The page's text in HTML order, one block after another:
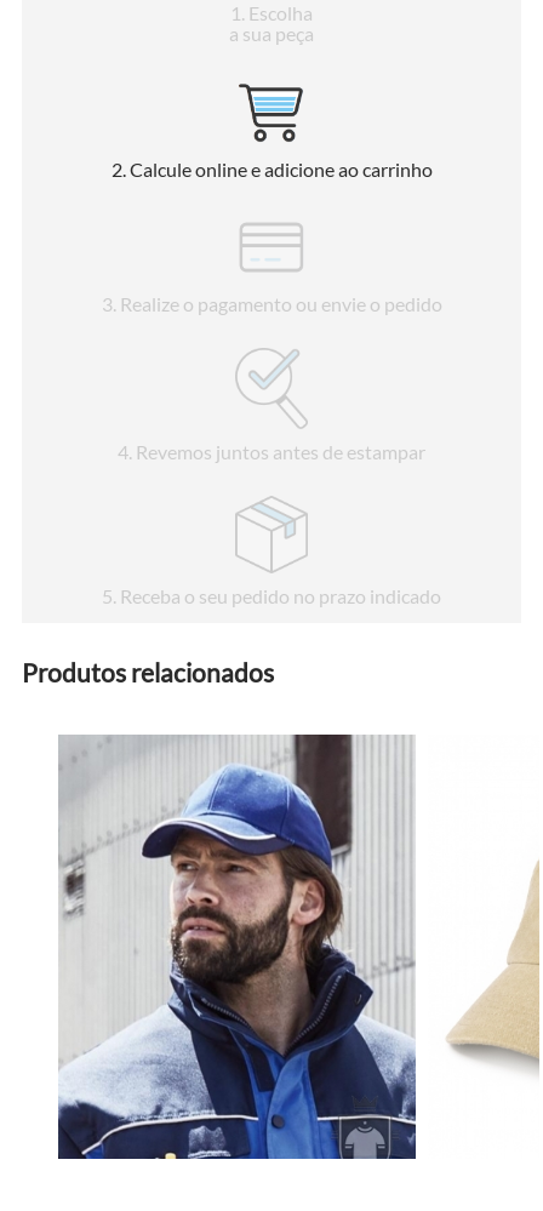
1 . Escolha
a sua peça
2. Calcule online e adicione ao carrinho
3. Realize o pagamento ou envie o pedido
4. Revemos juntos antes de estampar
5. Receba o seu pedido no prazo indicado
Produtos relacionados